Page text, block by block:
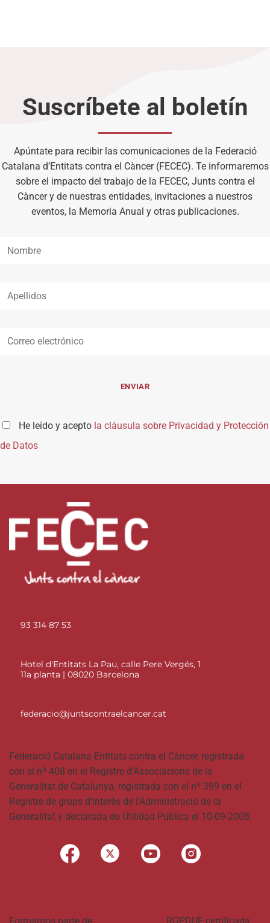
Suscríbete al boletín
Apúntate para recibir las comunicaciones de la Federació
Catalana d’Entitats contra el Càncer (FECEC). Te informaremos
sobre el impacto del trabajo de la FECEC, Junts contra el
Càncer y de nuestras entidades, invitaciones a nuestros
eventos, la Memoria Anual y otras publicaciones.
He leído y acepto la cláusula sobre Privacidad y Protección
de Datos
93 314 87 53
Hotel d'Entitats La Pau, calle Pere Vergés, 1
11a planta | 08020 Barcelona
federacio@juntscontraelcancer.cat
Federació Catalana Entitats contra el Càncer, registrada
con el nº 408 en el Registre d’Associacions de la
Generalitat de Catalunya, registrada con el nº 399 en el
Registre de grups d’interès de l’Administració de la
Generalitat y declarada de Utilidad Pública el 10-09-2008.